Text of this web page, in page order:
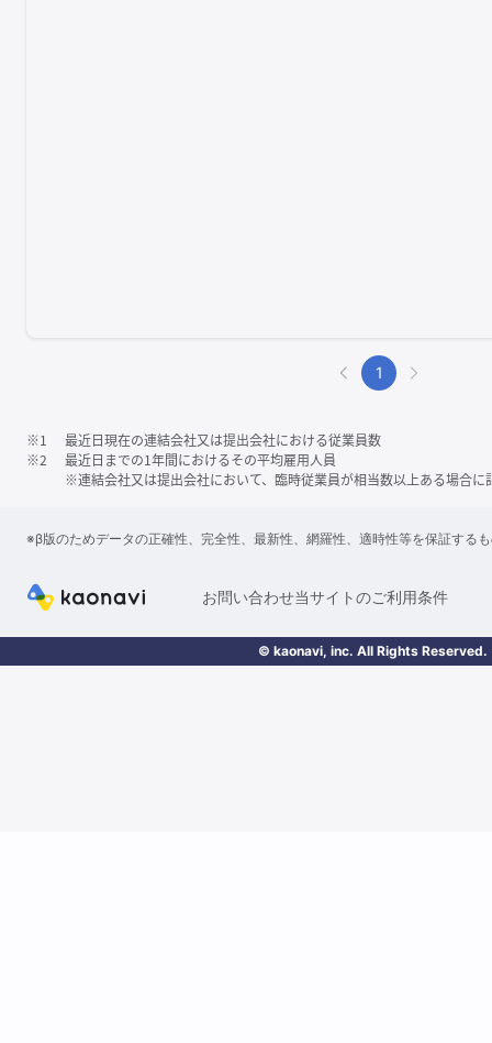
1
※1
最近日現在の連結会社又は提出会社における従業員数
※2
最近日までの1年間におけるその平均雇用人員
※連結会社又は提出会社において、臨時従業員が相当数以上ある場合に
※β版のためデータの正確性、完全性、最新性、網羅性、適時性等を保証する
お問い合わせ当サイトのご利用条件
© kaonavi, inc. All Rights Reserved.